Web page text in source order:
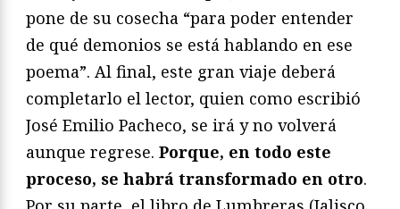
pone de su cosecha “para poder entender
de qué demonios se está hablando en ese
poema”. Al final, este gran viaje deberá
completarlo el lector, quien como escribió
José Emilio Pacheco, se irá y no volverá
aunque regrese. Porque, en todo este
proceso, se habrá transformado en otro.